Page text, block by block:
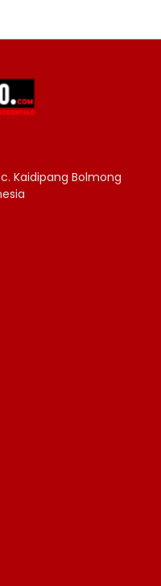
Kaidipang Bolmong